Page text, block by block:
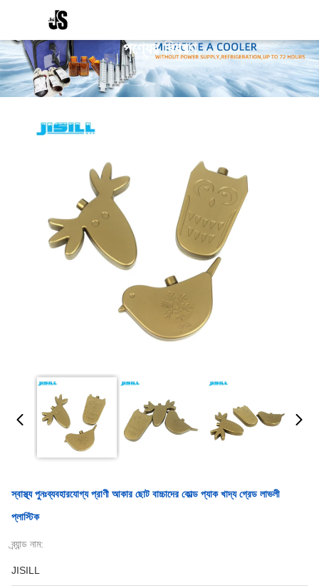
পণ্যের বিবরণ
স্বাস্থ্য পুনঃব্যবহারযোগ্য প্রাণী আকার ছোট বাচ্চাদের কোল্ড প্যাক খাদ্য গ্রেড লাভলী
প্লাস্টিক
ব্র্যান্ড নাম:
JISILL